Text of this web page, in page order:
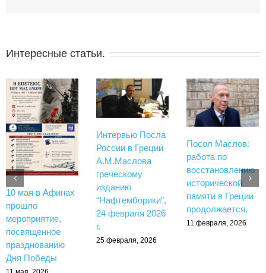
Интересные статьи.
10 мая в Афинах
прошло
мероприятие,
посвященное
празднованию
Дня Победы
Интервью Посла
России в Греции
А.М.Маслова
греческому
изданию
“Нафтемборики”,
24 февраля 2026
г.
25 февраля, 2026
Посол Маслов:
работа по
восстановлению
исторической
памяти в Греции
продолжается.
11 февраля, 2026